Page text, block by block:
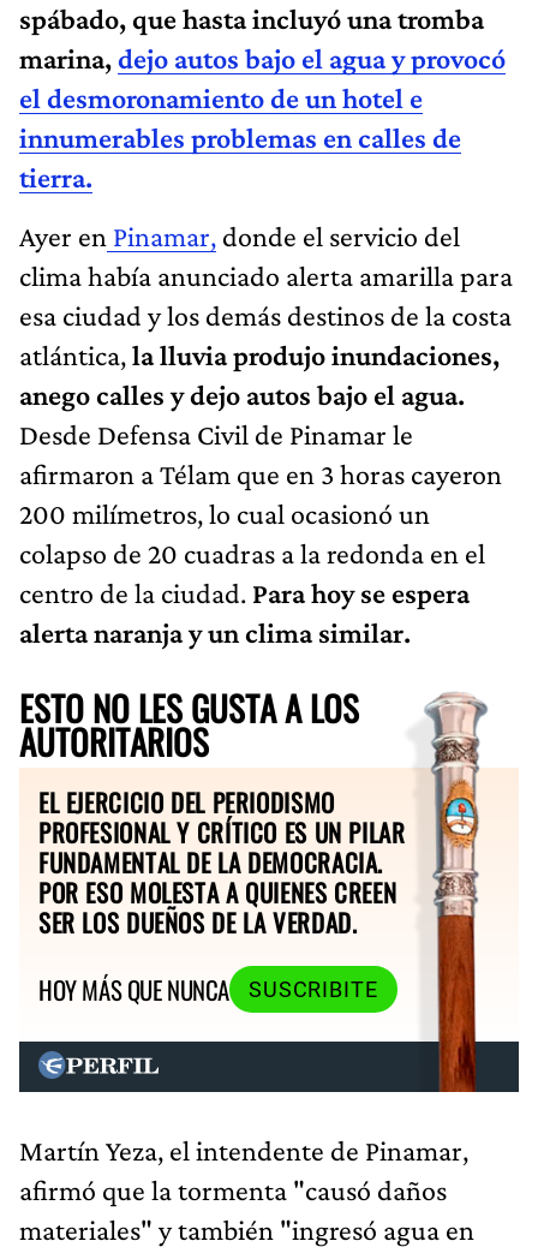
spábado, que hasta incluyó una tromba
marina,dejo autos bajo el agua y provocó
el desmoronamiento de un hotel e
innumerables problemas en calles de
tierra.
Ayer en Pinamar, donde el servicio del
clima había anunciado alerta amarilla para
esa ciudad y los demás destinos de la costa
atlántica,la lluvia produjo inundaciones,
anego calles y dejo autos bajo el agua.
Desde Defensa Civil de Pinamar le
afirmaron a Télam que en 3 horas cayeron
200 milímetros, lo cual ocasionó un
colapso de 20 cuadras a la redonda en el
centro de la ciudad. Para hoy se espera
alerta naranja y un clima similar.
ESTO NO LES GUSTA A LOS
AUTORITARIOS
EL EJERCICIO DEL PERIODISMO
PROFESIONAL Y CRÍTICO ES UN PILAR
FUNDAMENTAL DE LA DEMOCRACIA.
POR ESO MOLESTA A QUIENES CREEN
SER LOS DUEÑOS DE LA VERDAD.
HOY MÁS QUE NUNCA
SUSCRIBITE
Martín Yeza, el intendente de Pinamar,
afirmó que la tormenta "causó daños
materiales" y también "ingresó agua en